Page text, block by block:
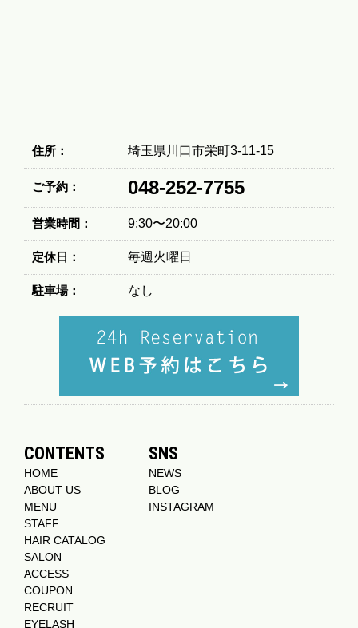
住所： 埼玉県川口市栄町3-11-15
ご予約： 048-252-7755
営業時間： 9:30〜20:00
定休日： 毎週火曜日
駐車場： なし
CONTENTS
HOME
ABOUT US
MENU
STAFF
HAIR CATALOG
SALON
ACCESS
COUPON
RECRUIT
EYELASH
SNS
NEWS
BLOG
INSTAGRAM